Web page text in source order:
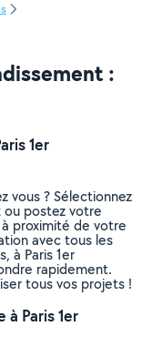
:
1er
vous ? Sélectionnez
postez votre
proximité de votre
avec tous les
à Paris 1er
rapidement.
tous vos projets !
Paris 1er